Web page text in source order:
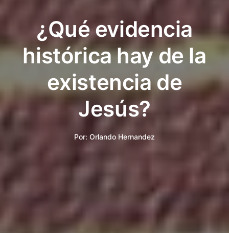
¿Qué evidencia
histórica hay de la
existencia de
Jesús?
Por: Orlando Hernandez